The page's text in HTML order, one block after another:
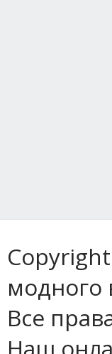
модного
Все